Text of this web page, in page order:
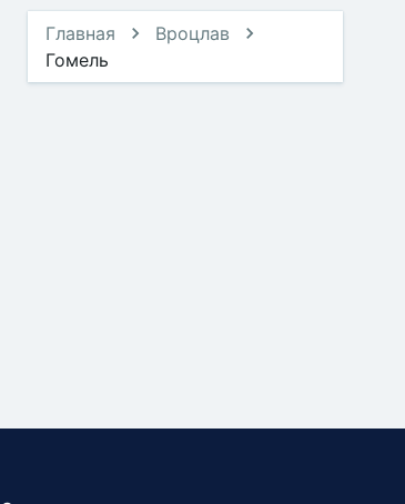
Главная
Вроцлав
Гомель